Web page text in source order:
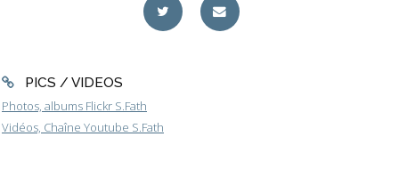
PICS / VIDEOS
Photos, albums Flickr S.Fath
Vidéos, Chaîne Youtube S.Fath